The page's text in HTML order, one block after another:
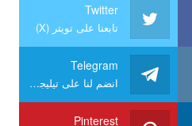
Twitter
تابعنا على تويتر (X)
Telegram
انضم لنا على تيليجرام
Pinterest